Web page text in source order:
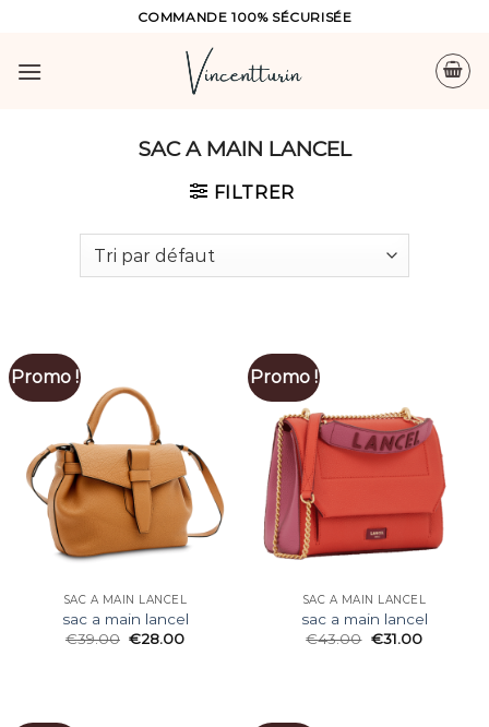
content
COMMANDE 100% SÉCURISÉE
SAC A MAIN LANCEL
FILTRER
Promo !
SAC A MAIN LANCEL
sac a main lancel
€39.00 €28.00
Promo !
SAC A MAIN LANCEL
sac a main lancel
€43.00 €31.00